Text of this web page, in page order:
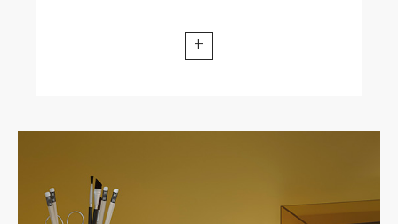
+
JURIDICTION.
Tout litige en relation avec l’utilisation du site
CONCERNÉES.
Loi n° 78-17 du 6 janvier 1978, notamment